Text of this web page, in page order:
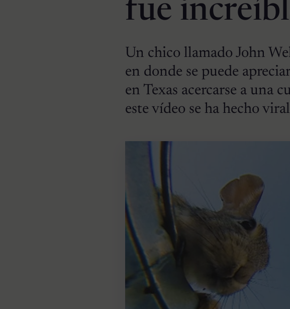
fue
Un chico llamado John
en donde se puede
en Texas acercarse a una
este vídeo se ha hecho